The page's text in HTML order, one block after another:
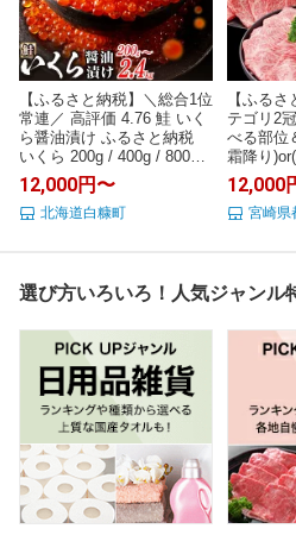
【ふるさと納税】＼総合1位
常連／ 高評価 4.76 鮭 いく
ら醤油漬け ふるさと納税
いくら 200g / 400g / 800g /
1.6kg / 2.4kg 200g パック
【選べる容量】 醤油漬け
海鮮 イクラ 小分け ふるさ
12,000円〜
北海道白糠町
【ふる
テゴリ2
べる部位
霜降り
1kg 2kg
る】 牛
ゃぶしゃ
12,000
宮崎県
選び方いろいろ！人気ジャンル